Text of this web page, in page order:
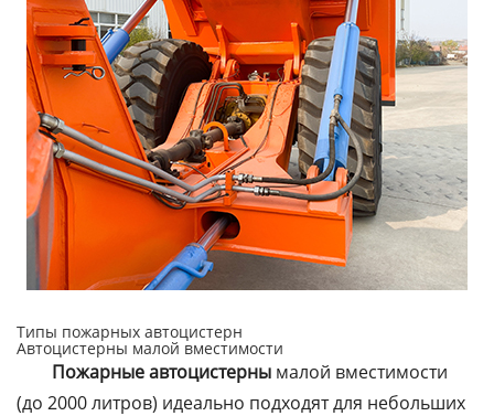
Типы пожарных автоцистерн
Автоцистерны малой вместимости
Пожарные автоцистерны малой вместимости
(до 2000 литров) идеально подходят для небольших